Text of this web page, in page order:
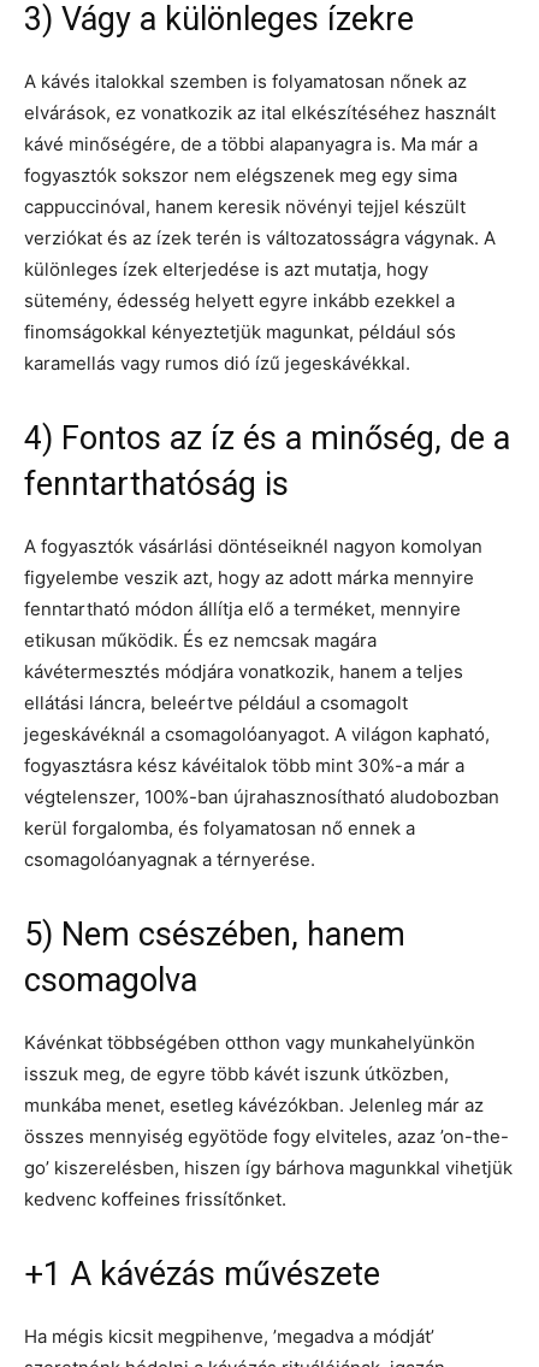
3) Vágy a különleges ízekre
A kávés italokkal szemben is folyamatosan nőnek az
elvárások, ez vonatkozik az ital elkészítéséhez használt
kávé minőségére, de a többi alapanyagra is. Ma már a
fogyasztók sokszor nem elégszenek meg egy sima
cappuccinóval, hanem keresik növényi tejjel készült
verziókat és az ízek terén is változatosságra vágynak. A
különleges ízek elterjedése is azt mutatja, hogy
sütemény, édesség helyett egyre inkább ezekkel a
finomságokkal kényeztetjük magunkat, például sós
karamellás vagy rumos dió ízű jegeskávékkal.
4) Fontos az íz és a minőség, de a
fenntarthatóság is
A fogyasztók vásárlási döntéseiknél nagyon komolyan
figyelembe veszik azt, hogy az adott márka mennyire
fenntartható módon állítja elő a terméket, mennyire
etikusan működik. És ez nemcsak magára
kávétermesztés módjára vonatkozik, hanem a teljes
ellátási láncra, beleértve például a csomagolt
jegeskávéknál a csomagolóanyagot. A világon kapható,
fogyasztásra kész kávéitalok több mint 30%-a már a
végtelenszer, 100%-ban újrahasznosítható aludobozban
kerül forgalomba, és folyamatosan nő ennek a
csomagolóanyagnak a térnyerése.
5) Nem csészében, hanem
csomagolva
Kávénkat többségében otthon vagy munkahelyünkön
isszuk meg, de egyre több kávét iszunk útközben,
munkába menet, esetleg kávézókban. Jelenleg már az
összes mennyiség egyötöde fogy elviteles, azaz ’on-the-
go’ kiszerelésben, hiszen így bárhova magunkkal vihetjük
kedvenc koffeines frissítőnket.
+1 A kávézás művészete
Ha mégis kicsit megpihenve, ’megadva a módját’